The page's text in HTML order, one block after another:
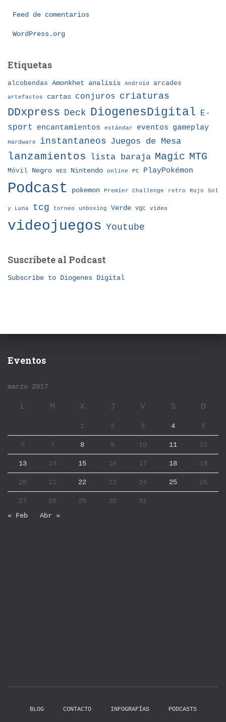
Feed de comentarios
WordPress.org
Etiquetas
alcobendas Amonkhet analisis Android arcades
artefactos cartas conjuros criaturas
DDxpress Deck DiogenesDigital E-
sport
encantamientos estándar eventos gameplay
Hardware instantaneos Juegos de Mesa
lanzamientos lista baraja Magic MTG
Móvil Negro NES Nintendo online PC PlayPokémon
Podcast pokemon Premier Challenge retro Rojo Sol
y Luna tcg torneo unboxing Verde vgc video
videojuegos Youtube
Suscribete al Podcast
Subscribe to Diogenes Digital
Eventos
marzo 2017
L M X J V S D
1 2 3 4 5
6 7 8 9 10 11 12
13 14 15 16 17 18 19
20 21 22 23 24 25 26
27 28 29 30
31
« Feb
Abr »
BLOG CONTACTO INFOGRAFÍAS PODCASTS